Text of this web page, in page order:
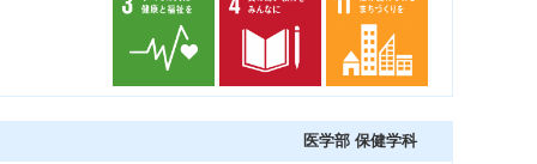
医学部 保健学科